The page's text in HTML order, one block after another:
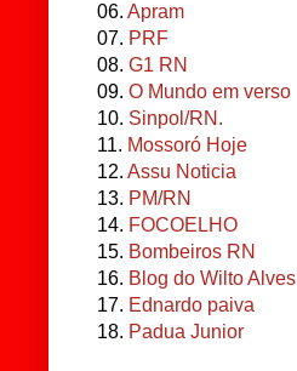
06. Apram
07. PRF
08. G1 RN
09. O Mundo em verso
10. Sinpol/RN.
11. Mossoró Hoje
12. Assu Noticia
13. PM/RN
14. FOCOELHO
15. Bombeiros RN
16. Blog do Wilto Alves
17. Ednardo paiva
18. Padua Junior